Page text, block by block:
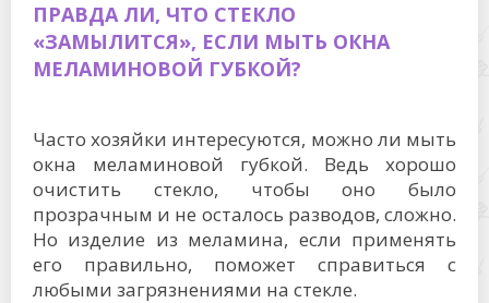
ПРАВДА ЛИ, ЧТО СТЕКЛО
«ЗАМЫЛИТСЯ», ЕСЛИ МЫТЬ ОКНА
МЕЛАМИНОВОЙ ГУБКОЙ?
Часто хозяйки интересуются, можно ли мыть
окна меламиновой губкой. Ведь хорошо
очистить стекло, чтобы оно было
прозрачным и не осталось разводов, сложно.
Но изделие из меламина, если применять
его правильно, поможет справиться с
любыми загрязнениями на стекле.